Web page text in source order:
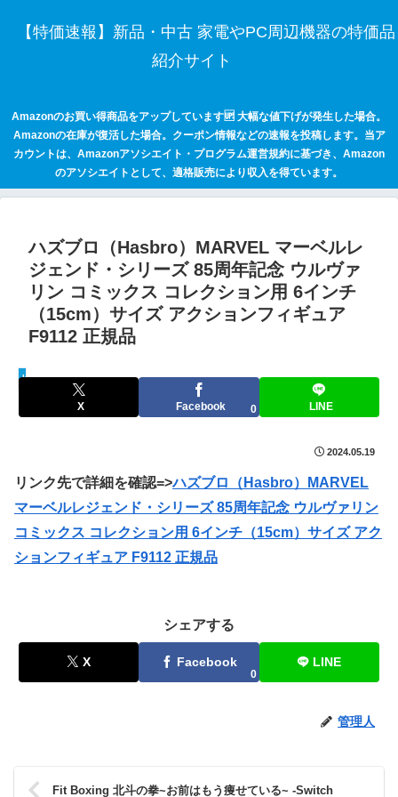
【特価速報】新品・中古 家電やPC周辺機器の特価品
紹介サイト
Amazonのお買い得商品をアップしています🆙 大幅な値下げが発生した場合。
Amazonの在庫が復活した場合。クーポン情報などの速報を投稿します。当ア
カウントは、Amazonアソシエイト・プログラム運営規約に基づき、Amazon
のアソシエイトとして、適格販売により収入を得ています。
ハズブロ（Hasbro）MARVEL マーベルレ
ジェンド・シリーズ 85周年記念 ウルヴァ
リン コミックス コレクション用 6インチ
（15cm）サイズ アクションフィギュア
F9112 正規品
keepaトラッキング
X Facebook 0 LINE
2024.05.19
リンク先で詳細を確認=>ハズブロ（Hasbro）MARVEL
マーベルレジェンド・シリーズ 85周年記念 ウルヴァリン
コミックス コレクション用 6インチ（15cm）サイズ アク
ションフィギュア F9112 正規品
シェアする
X Facebook
0
LINE
管理人
Fit Boxing 北斗の拳~お前はもう痩せている~ -Switch